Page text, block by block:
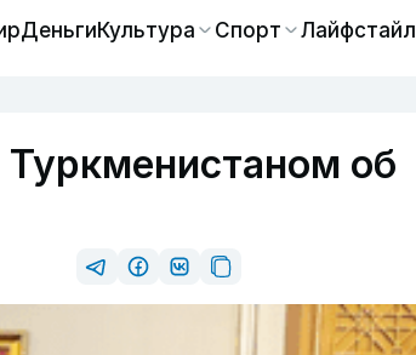
ДеньгиКультура Спорт Лайфстайл
Туркменистаном об